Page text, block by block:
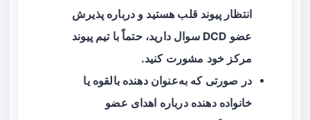
انتظار پیوند قلب هستید و درباره پذیرش
عضو DCD سوال دارید، حتماً با تیم پیوند
مرکز خود مشورت کنید.
در صورتی که به‌عنوان دهنده بالقوه یا
خانواده دهنده درباره اهدای عضو